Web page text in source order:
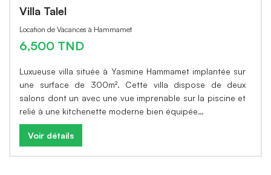
Villa Talel
Location de Vacances à Hammamet
6,500 TND
Luxueuse villa située à Yasmine Hammamet implantée sur
une surface de 300m². Cette villa dispose de deux
salons dont un avec une vue imprenable sur la piscine et
relié à une kitchenette moderne bien équipée…
Voir détails